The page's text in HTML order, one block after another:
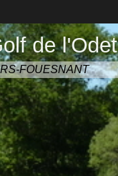
de l'Odet
FOUESNANT